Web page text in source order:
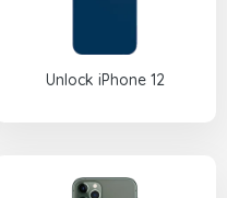
Unlock iPhone 12